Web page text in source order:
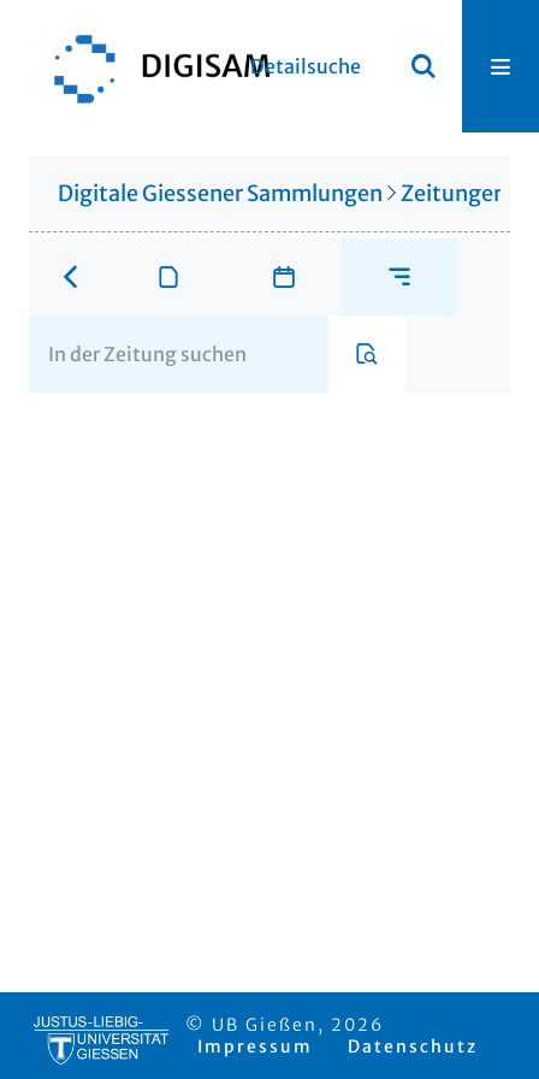
Detailsuche
Digitale Giessener Sammlungen Zeitungen
© UB Gießen, 2026
Impressum
Datenschutz